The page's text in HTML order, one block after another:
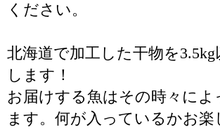
ください。
北海道で加工した干物を3.5kg
します！
お届けする魚はその時々によ
ます。何が入っているかお